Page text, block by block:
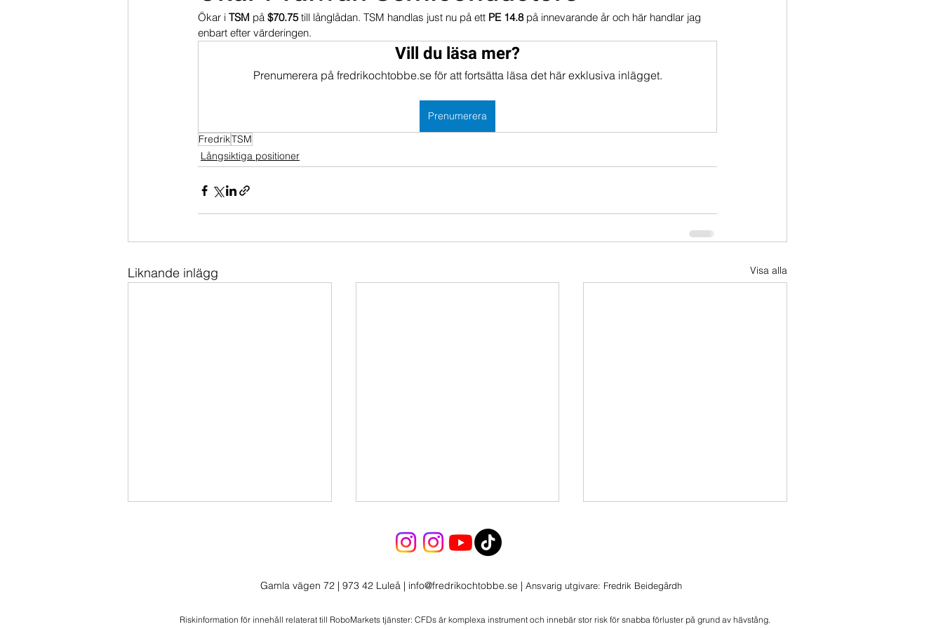
Dippköparportföljen Momentumportföljen Portföljer
Ökar i TSM på $70.75 till långlådan. TSM handlas just nu på ett PE 14.8 på innevarande år och här handlar jag
enbart efter värderingen.
Vill du läsa mer?
Prenumerera på fredrikochtobbe.se för att fortsätta läsa det här exklusiva inlägget.
Prenumerera
FredrikTSM
Långsiktiga positioner
Liknande inlägg Visa alla
Gamla vägen 72 | 973 42 Luleå | info@fredrikochtobbe.se | Ansvarig utgivare: Fredrik Beidegårdh
Riskinformation för innehåll relaterat till RoboMarkets tjänster: CFDs är komplexa instrument och innebär stor risk för snabba förluster på grund av hävstång.